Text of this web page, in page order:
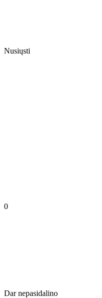
Nusiųsti
0
Dar nepasidalino